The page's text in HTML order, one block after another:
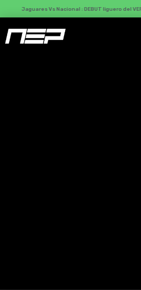
Jaguares Vs Nacional : DEBUT liguero del